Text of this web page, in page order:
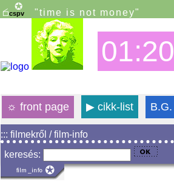
"time is not money"
01:20
☼ front page ▶ cikk-list B.G.
::: filmekről / film-info
keresés: